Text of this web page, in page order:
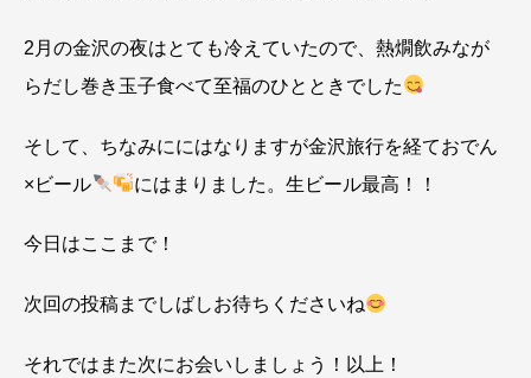
2月の金沢の夜はとても冷えていたので、熱燗飲みなが
らだし巻き玉子食べて至福のひとときでした
そして、ちなみににはなりますが金沢旅行を経ておでん
×ビール
にはまりました。生ビール最高！！
今日はここまで！
次回の投稿までしばしお待ちくださいね
それではまた次にお会いしましょう！以上！